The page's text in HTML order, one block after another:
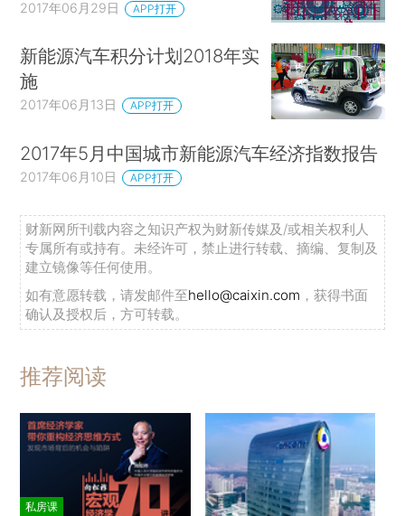
2017年06月29日 APP打开
新能源汽车积分计划2018年实
施
2017年06月13日 APP打开
2017年5月中国城市新能源汽车经济指数报告
2017年06月10日 APP打开
财新网所刊载内容之知识产权为财新传媒及/或相关权利人
专属所有或持有。未经许可，禁止进行转载、摘编、复制及
建立镜像等任何使用。
如有意愿转载，请发邮件至hello@caixin.com ，获得书面
确认及授权后，方可转载。
推荐阅读
私房课